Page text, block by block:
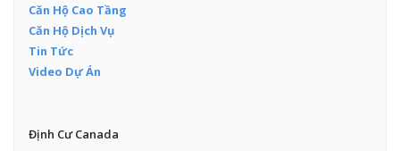
Căn Hộ Cao Tầng
Căn Hộ Dịch Vụ
Tin Tức
Video Dự Án
Định Cư Canada